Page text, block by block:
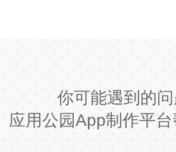
你可能遇到的
应用公园App制作平